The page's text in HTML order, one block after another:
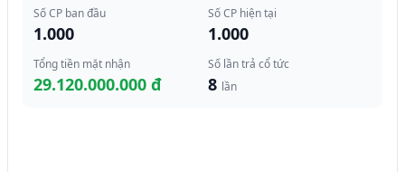
Số CP ban đầu
1.000
Số CP hiện tại
1.000
Tổng tiền mặt nhận
29.120.000.000 đ
Số lần trả cổ tức
8 lần